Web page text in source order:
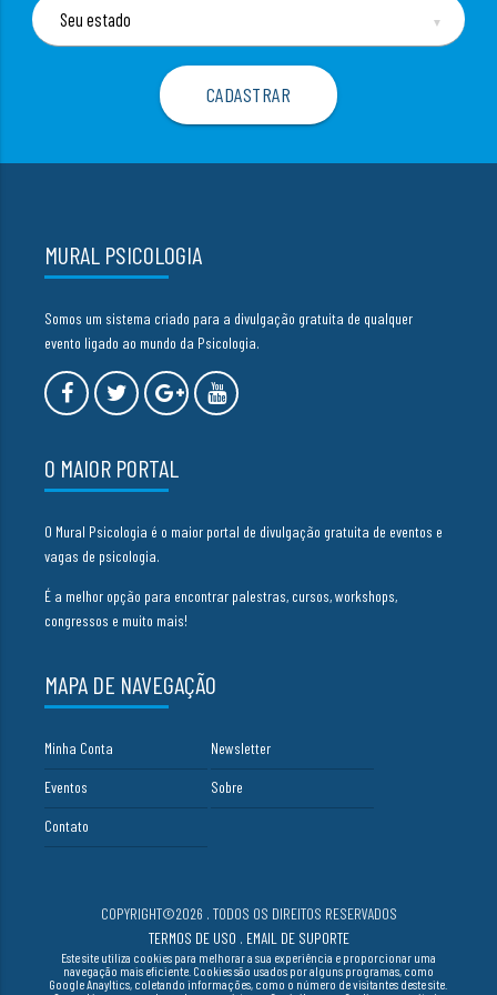
▼
MURAL PSICOLOGIA
Somos um sistema criado para a divulgação gratuita de qualquer
evento ligado ao mundo da Psicologia.
O MAIOR PORTAL
O Mural Psicologia é o maior portal de divulgação gratuita de eventos e
vagas de psicologia.
É a melhor opção para encontrar palestras, cursos, workshops,
congressos e muito mais!
MAPA DE NAVEGAÇÃO
Minha Conta Newsletter
Eventos Sobre
Contato
COPYRIGHT©2026 . TODOS OS DIREITOS RESERVADOS
TERMOS DE USO . EMAIL DE SUPORTE
Este site utiliza cookies para melhorar a sua experiência e proporcionar uma
navegação mais eficiente. Cookies são usados por alguns programas, como
Google Anayltics, coletando informações, como o número de visitantes deste site.